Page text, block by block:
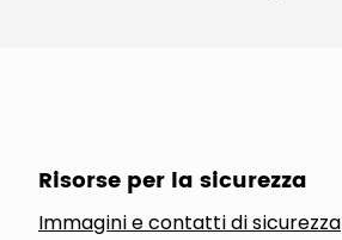
Risorse per la sicurezza
Immagini e contatti di sicurezza